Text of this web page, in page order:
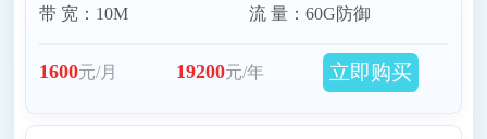
带 宽：10M 流 量：60G防御
1600元/月 19200元/年 立即购买